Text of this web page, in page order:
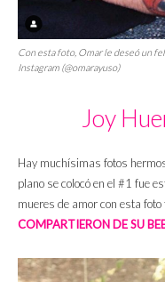
Con esta foto, Omar le deseó un
Instagram (@omarayuso)
Joy
Hay muchísimas fotos
plano se colocó en el #1 fue
mueres de amor con esta
COMPARTIERON DE SU